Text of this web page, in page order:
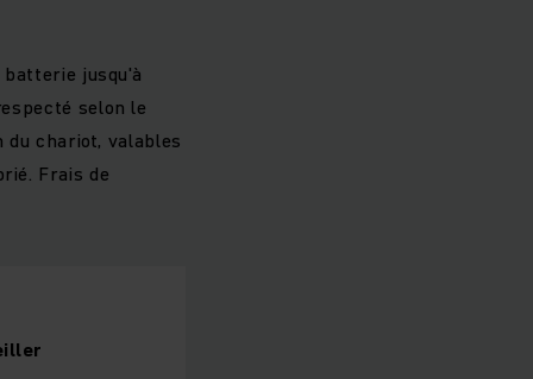
jusqu'à
selon le
chariot, valables
Frais de